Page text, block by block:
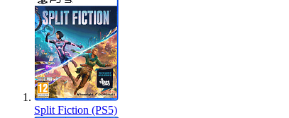
Split Fiction (PS5)